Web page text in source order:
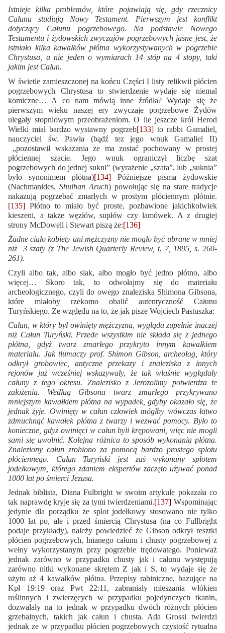
Istnieje kilka problemów, które pojawiają się, gdy rzecznicy
Całunu studiują Nowy Testament. Pierwszym jest konflikt
dotyczący Całunu pogrzebowego. Na podstawie Nowego
Testamentu i żydowskich zwyczajów pogrzebowych jasne jest, że
istniało kilka kawałków płótna wykorzystywanych w pogrzebie
Chrystusa, a nie jeden o wymiarach 14 stóp na 4 stopy, taki
jakim jest Całun.
W świetle zamieszczonej na końcu Części I listy relikwii płócien
pogrzebowych Chrystusa to stwierdzenie wydaje się niemal
komiczne… A co nam mówią inne źródła? Wydaje się że
pierwszym wieku naszej ery zwyczaje pogrzebowe Żydów
ulegały stopniowym przeobrażeniom. O ile jeszcze król Herod
Wielki miał bardzo wystawny pogrzeb[133]to rabbi Gamaliel,
nauczyciel św. Pawła (bądź tez jego wnuk Gamaliel II)
„pozostawił wskazania ze ma zostać pochowany w prostej
płóciennej szacie. Jego wnuk ograniczył liczbę szat
pogrzebowych do jednej sukni” (wyrażenie „szata”, lub „suknia”
było synonimem płótna)[134] Późniejsze pisma żydowskie
(Nachmanides, Shulhan Aruch) powołując się na stare tradycje
nakazują pogrzebać zmarłych w prostym płóciennym płótnie.
[135] Płótno to miało być proste, pozbawione jakichkolwiek
kieszeni, a także węzłów, supłów czy lamówek. A z drugiej
strony McDowell i Stewart piszą że:[136]
Żadne ciało kobiety ani mężczyzny nie mogło być ubrane w mniej
niż 3 szaty (z The Jewish Quarterly Review, t. 7, 1895, s. 260-
261).
Czyli albo tak, albo siak, albo mogło być jedno płótno, albo
więcej… Skoro tak, to odwołajmy się do materiału
archeologicznego, czyli do owego znaleziska Shimona Gibsona,
które miałoby rzekomo obalić autentyczność Całunu
Turyńskiego. Ze względu na to, że jak pisze Wojciech Pastuszka:
Całun, w który był owinięty mężczyzna, wygląda zupełnie inaczej
niż Całun Turyński. Przede wszystkim nie składa się z jednego
płótna, gdyż twarz zmarłego przykryto innym kawałkiem
materiału. Jak tłumaczy prof. Shimon Gibson, archeolog, który
odkrył grobowiec, antyczne przekazy i znaleziska z innych
rejonów już wcześniej wskazywały, że tak właśnie wyglądały
całuny z tego okresu. Znalezisko z Jerozolimy potwierdza te
założenia. Według Gibsona twarz zmarłego przykrywano
mniejszym kawałkiem płótna na wypadek, gdyby okazało się, że
jednak żyje. Owinięty w całun człowiek mógłby wówczas łatwo
zdmuchnąć kawałek płótna z twarzy i wezwać pomocy. Było to
konieczne, gdyż owinięci w całun byli krępowani, więc nie mogli
sami się uwolnić. Kolejna różnica to sposób wykonania płótna.
Znaleziony całun zrobiono za pomocą bardzo prostego splotu
płóciennego. Całun Turyński jest zaś wykonany splotem
jodełkowym, którego zdaniem ekspertów zaczęto używać ponad
1000 lat po śmierci Jezusa.
Jednak biblista, Diana Fulbright w swoim artykule pokazała co
tak naprawdę kryje się za tymi twierdzeniami.[137] Wspominając
jedynie dla porządku że splot jodełkowy stosowano nie tylko
1000 lat po, ale i przed śmiercią Chrystusa (na co Fullbright
podaje przykłady), należy powiedzieć że Gibson odkrył resztki
płócien pogrzebowych, lnianego całunu i chusty pogrzebowej z
wełny wykorzystanym przy pogrzebie trędowatego. Ponieważ
jednak zarówno w przypadku chusty jak i całunu występują
zarówno nitki wykonane skrętem Z jak i S, to wydaje się że
użyto aż 4 kawałków płótna. Przepisy rabiniczne, bazujące na
Kpł 19:19 oraz Pwt 22:11, zabraniały mieszania włókien
roślinnych i zwierzęcych w przypadku pojedynczych tkanin,
dozwalały na to jednak w przypadku dwóch różnych płócien
grzebalnych, takich jak całun i chusta. Ada Grossi twierdzi
jednak ze w przypadku płócien pogrzebowych czystość rytualna